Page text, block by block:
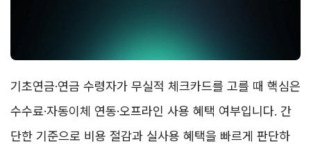
기초연금·연금 수령자가 무실적 체크카드를 고를 때 핵심은
수수료·자동이체 연동·오프라인 사용 혜택 여부입니다. 간
단한 기준으로 비용 절감과 실사용 혜택을 빠르게 판단하